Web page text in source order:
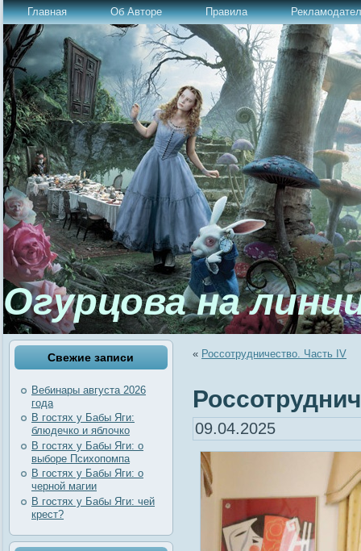
Главная Об Авторе Правила
Огурцова на
Свежие записи
Вебинары августа 2026
года
В гостях у Бабы Яги:
блюдечко и яблочко
В гостях у Бабы Яги: о
выборе Психопомпа
В гостях у Бабы Яги: о
черной магии
В гостях у Бабы Яги: чей
крест?
« Россотрудничество. Часть IV
09.04.2025